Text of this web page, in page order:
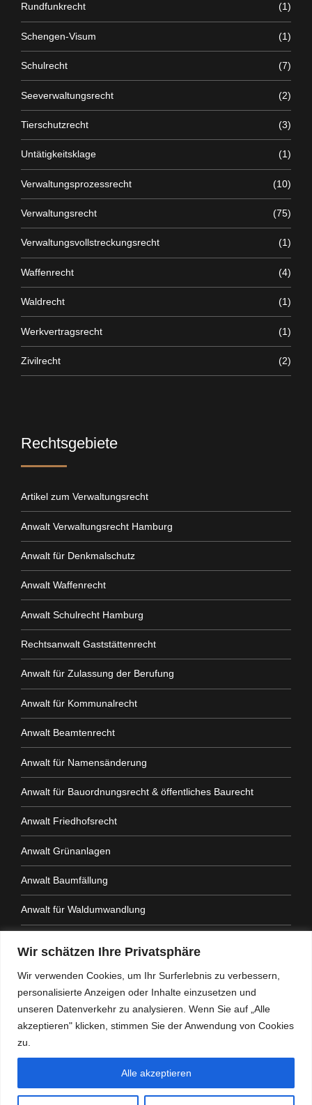
Wir schätzen Ihre Privatsphäre
Wir verwenden Cookies, um Ihr Surferlebnis zu verbessern,
personalisierte Anzeigen oder Inhalte einzusetzen und
unseren Datenverkehr zu analysieren. Wenn Sie auf „Alle
akzeptieren" klicken, stimmen Sie der Anwendung von Cookies
zu.
Alle akzeptieren
Rundfunkrecht (1)
Schengen-Visum (1)
Schulrecht (7)
Seeverwaltungsrecht (2)
Tierschutzrecht (3)
Untätigkeitsklage (1)
Verwaltungsprozessrecht (10)
Verwaltungsrecht (75)
Verwaltungsvollstreckungsrecht (1)
Waffenrecht (4)
Waldrecht (1)
Werkvertragsrecht (1)
Zivilrecht (2)
Rechtsgebiete
Artikel zum Verwaltungsrecht
Anwalt Verwaltungsrecht Hamburg
Anwalt für Denkmalschutz
Anwalt Waffenrecht
Anwalt Schulrecht Hamburg
Rechtsanwalt Gaststättenrecht
Anwalt für Zulassung der Berufung
Anwalt für Kommunalrecht
Anwalt Beamtenrecht
Anwalt für Namensänderung
Anwalt für Bauordnungsrecht & öffentliches Baurecht
Anwalt Friedhofsrecht
Anwalt Grünanlagen
Anwalt Baumfällung
Anwalt für Waldumwandlung
Anwalt Amtshaftung
Heidemann Partner - Kanzlei mit Schwerpunkt